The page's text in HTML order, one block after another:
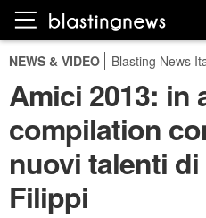
NEWS & VIDEO Blasting News
Amici 2013: in
compilation
nuovi talenti di
Filippi